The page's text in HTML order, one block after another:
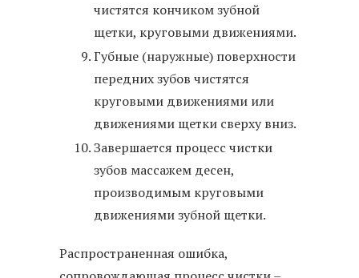
чистятся кончиком зубной
щетки, круговыми движениями.
Губные (наружные) поверхности
передних зубов чистятся
круговыми движениями или
движениями щетки сверху вниз.
Завершается процесс чистки
зубов массажем десен,
производимым круговыми
движениями зубной щетки.
Распространенная ошибка,